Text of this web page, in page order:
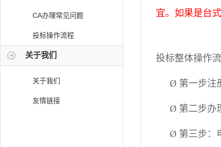
CA办理常见问题
投标操作流程
关于我们
关于我们
友情链接
宜。如果是台
投标整体操作
Ø 第一步注
Ø 第二步办
Ø 第三步：